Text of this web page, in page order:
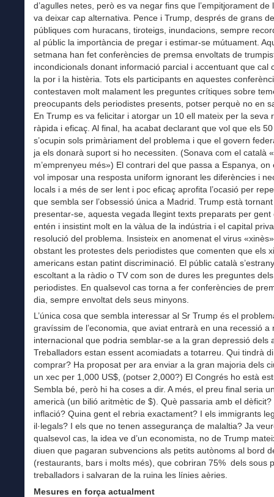
d’agulles netes, però es va negar fins que l’empitjorament de
va deixar cap alternativa. Pence i Trump, després de grans
públiques com huracans, tiroteigs, inundacions, sempre
al públic la importància de pregar i estimar-se mútuament.
setmana han fet conferències de premsa envoltats de
incondicionals donant informació parcial i accentuant que cal
la por i la histèria. Tots els participants en aquestes
contestaven molt malament les preguntes crítiques sobre
preocupants dels periodistes presents, potser perquè no en
En Trump es va felicitar i atorgar un 10 ell mateix per la seva
ràpida i eficaç. Al final, ha acabat declarant que vol que els
s’ocupin sols primàriament del problema i que el govern
ja els donarà suport si ho necessiten. (Sonava com el català
m’emprenyeu més») El contrari del que passa a Espanya, on
vol imposar una resposta uniform ignorant les diferències i
locals i a més de ser lent i poc eficaç aprofita l’ocasió per
que sembla ser l’obsessió única a Madrid. Trump està
presentar-se, aquesta vegada llegint texts preparats per gent
entén i insistint molt en la vàlua de la indústria i el capital
resolució del problema. Insisteix en anomenat el virus
obstant les protestes dels periodistes que comenten que els
americans estan patint discriminació. El públic català
escoltant a la ràdio o TV com son de dures les preguntes dels
periodistes. En qualsevol cas torna a fer conferències de
dia, sempre envoltat dels seus minyons.
L’única cosa que sembla interessar al Sr Trump és el
gravíssim de l’economia, que aviat entrarà en una recessió a
internacional que podria semblar-se a la gran depressió dels
Treballadors estan essent acomiadats a totarreu. Qui tindrà
comprar? Ha proposat per ara enviar a la gran majoria dels
un xec per 1,000 US$, (potser 2,000?) El Congrés ho està
Sembla bé, però hi ha coses a dir. A més, el preu final seria
americà (un bilió aritmètic de $). Què passaria amb el dèficit?
inflació? Quina gent el rebria exactament? I els immigrants
il·legals? I els que no tenen assegurança de malaltia? Ja
qualsevol cas, la idea ve d’un economista, no de Trump
diuen que pagaran subvencions als petits autònoms al bord
(restaurants, bars i molts més), que cobriran 75% dels sous
treballadors i salvaran de la ruina les línies aèries.
Mesures en força actualment